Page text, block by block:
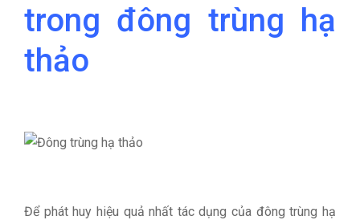
trong đông trùng hạ
thảo
Để phát huy hiệu quả nhất tác dụng của đông trùng hạ